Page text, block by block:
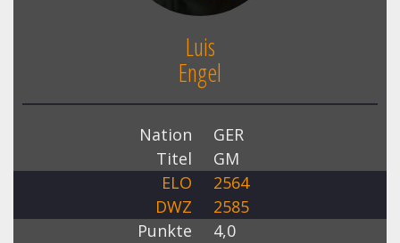
Luis
Engel
Nation
GER
Titel
GM
ELO
2564
DWZ
2585
Punkte
4,0